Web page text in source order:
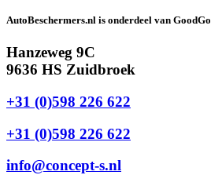
AutoBeschermers.nl is onderdeel van GoodGo
Hanzeweg 9C
9636 HS Zuidbroek
+31 (0)598 226 622
+31 (0)598 226 622
info@concept-s.nl